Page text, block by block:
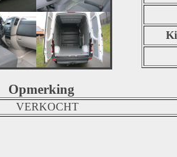
Opmerking
VERKOCHT